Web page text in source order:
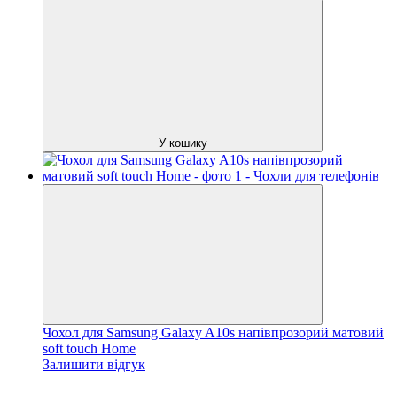
У кошику
Чохол для Samsung Galaxy A10s напівпрозорий матовий
soft touch Home
Залишити відгук